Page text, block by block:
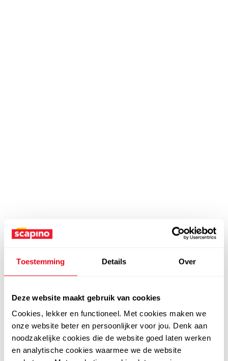
Toestemming Details Over
Deze website maakt gebruik van cookies
Cookies, lekker en functioneel. Met cookies maken we
onze website beter en persoonlijker voor jou. Denk aan
noodzakelijke cookies die de website goed laten werken
en analytische cookies waarmee we de website